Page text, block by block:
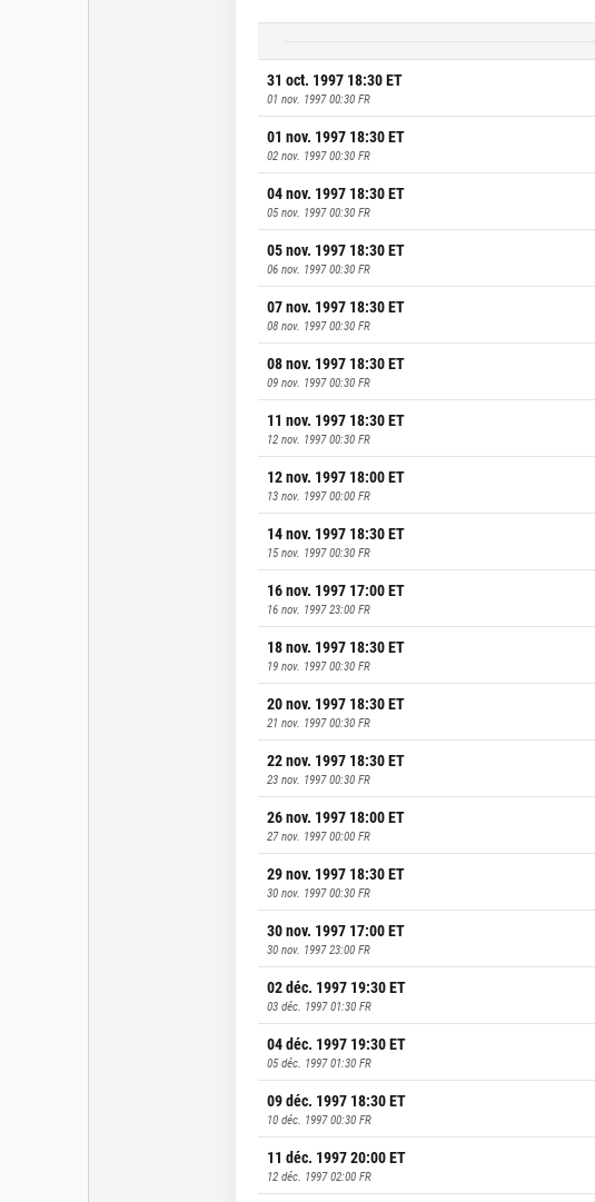
31 oct. 1997 18:30ET
01 nov. 1997 00:30 FR
01 nov. 1997 18:30ET
02 nov. 1997 00:30 FR
04 nov. 1997 18:30ET
05 nov. 1997 00:30 FR
05 nov. 1997 18:30ET
06 nov. 1997 00:30 FR
07 nov. 1997 18:30ET
08 nov. 1997 00:30 FR
08 nov. 1997 18:30ET
09 nov. 1997 00:30 FR
11 nov. 1997 18:30ET
12 nov. 1997 00:30 FR
12 nov. 1997 18:00ET
13 nov. 1997 00:00 FR
14 nov. 1997 18:30ET
15 nov. 1997 00:30 FR
16 nov. 1997 17:00ET
16 nov. 1997 23:00 FR
18 nov. 1997 18:30ET
19 nov. 1997 00:30 FR
20 nov. 1997 18:30ET
21 nov. 1997 00:30 FR
22 nov. 1997 18:30ET
23 nov. 1997 00:30 FR
26 nov. 1997 18:00ET
27 nov. 1997 00:00 FR
29 nov. 1997 18:30ET
30 nov. 1997 00:30 FR
30 nov. 1997 17:00ET
30 nov. 1997 23:00 FR
02 déc. 1997 19:30ET
03 déc. 1997 01:30 FR
04 déc. 1997 19:30ET
05 déc. 1997 01:30 FR
09 déc. 1997 18:30ET
10 déc. 1997 00:30 FR
11 déc. 1997 20:00ET
12 déc. 1997 02:00 FR